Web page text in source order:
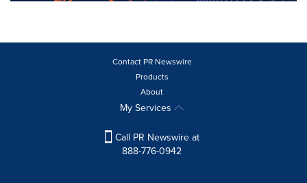
Contact PR Newswire
Products
About
My Services
Call PR Newswire at
888-776-0942